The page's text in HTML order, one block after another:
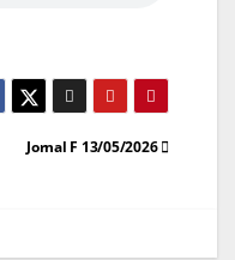
Jornal F 13/05/2026